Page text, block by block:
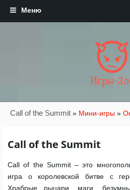
Call of the Summit » Мини-игры »
Call of the Summit
Call of the Summit – это
игра о королевской битве с
Храбрые рыцари, маги,